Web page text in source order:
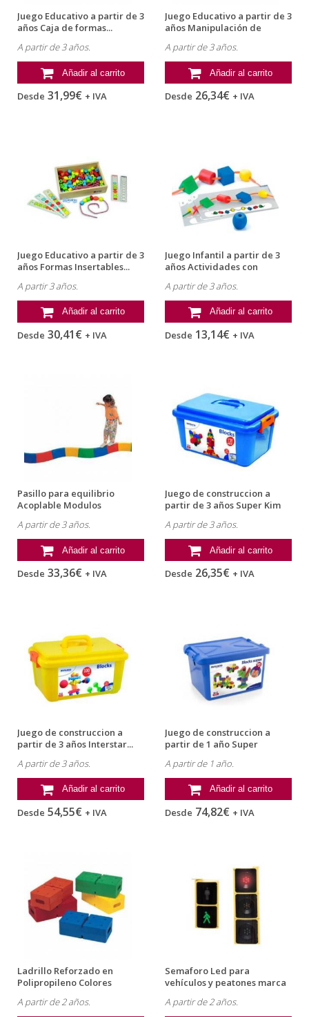
Juego Educativo a partir de 3
años Caja de formas...
A partir de 3 años.
Añadir al carrito
Desde 31,99€ + IVA
Juego Educativo a partir de 3
años Manipulación de
A partir de 3 años.
Añadir al carrito
Desde 26,34€ + IVA
Juego Educativo a partir de 3
años Formas Insertables...
A partir 3 años.
Añadir al carrito
Desde 30,41€ + IVA
Juego Infantil a partir de 3
años Actividades con
A partir de 3 años.
Añadir al carrito
Desde 13,14€ + IVA
Pasillo para equilibrio
Acoplable Modulos
A partir de 3 años.
Añadir al carrito
Desde 33,36€ + IVA
Juego de construccion a
partir de 3 años Super Kim
A partir de 3 años.
Añadir al carrito
Desde 26,35€ + IVA
Juego de construccion a
partir de 3 años Interstar...
A partir de 3 años.
Añadir al carrito
Desde 54,55€ + IVA
Juego de construccion a
partir de 1 año Super
A partir de 1 año.
Añadir al carrito
Desde 74,82€ + IVA
Ladrillo Reforzado en
Polipropileno Colores
A partir de 2 años.
Semaforo Led para
vehículos y peatones marca
A partir de 2 años.